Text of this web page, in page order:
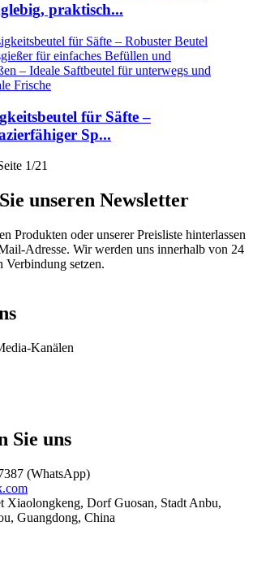
praktisch...
für Säfte –
Sp...
1/21
unseren Newsletter
Produkten oder unserer Preisliste hinterlassen
Adresse. Wir werden uns innerhalb von 24
Verbindung setzen.
Kanälen
Sie uns
(WhatsApp)
Xiaolongkeng, Dorf Guosan, Stadt Anbu,
Guangdong, China